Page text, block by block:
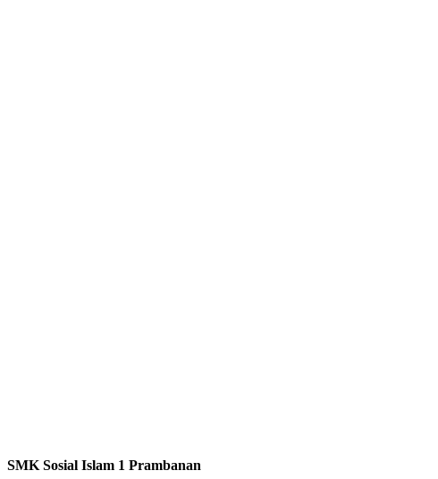
SMK Sosial Islam 1 Prambanan